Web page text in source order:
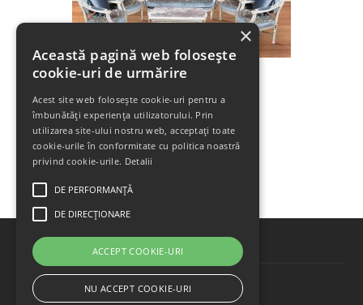
SALON STIL LOUIS XVI
Al -2019-36/1
Această pagină web folosește
cookie-uri de urmărire
Acest site web folosește cookie-uri pentru a
îmbunătăți experiența utilizatorului. Prin
utilizarea site-ului nostru web, acceptați toate
cookie-urile în conformitate cu politica noastră
privind cookie-urile. Detalii
DE PERFORMANȚĂ
DE DIRECȚIONARE
ACCEPT COOKIE-URI
NU ACCEPT COOKIE-URI
×